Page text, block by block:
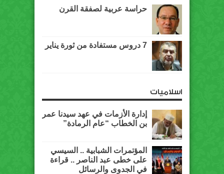
حراسة عربية لصفقة القرن
7 دروس مستفادة من ثورة يناير
اسلاميات
إدارة الأزمات في عهد سيدنا عمر
بن الخطاب “عام الرمادة”
المؤتمرات الشبابية .. السيسي
على خطى عبد الناصر .. قراءة
في الجدوى والرسائل